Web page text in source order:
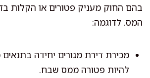
בהם החוק מעניק פטורים או הקלות
המס. לדוגמה:
מכירת דירת מגורים יחידה בתנאים
להיות פטורה ממס שבח.